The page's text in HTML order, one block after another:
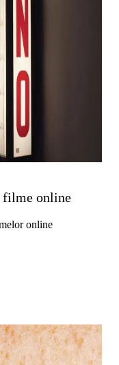
filme online
online